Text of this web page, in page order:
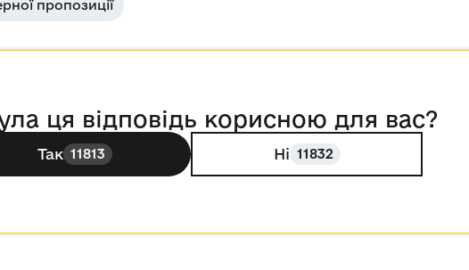
пропозиції
ця відповідь корисною для вас?
Так 11813 Ні 11832